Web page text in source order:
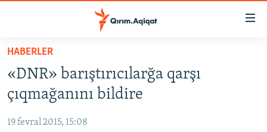
Esas
qaytmaq
Baş
navigatsiyağa
qaytmaq
İQTİSADİYAT
CEMİYET
HABERLER
«DNR» barıştırıcılarğa qarşı
çıqmağanını bildire
19 fevral 2015, 15:08